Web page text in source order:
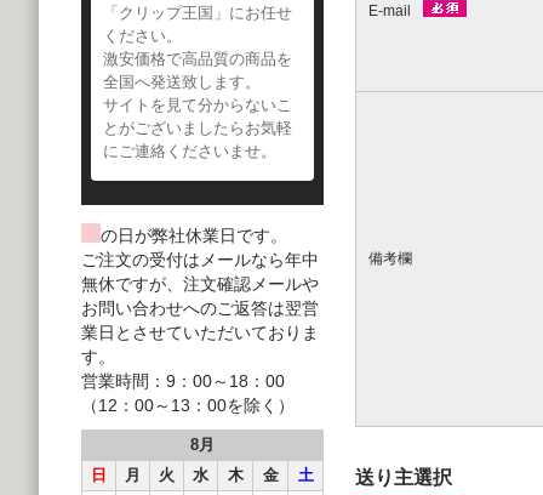
E-mail
備考欄
送り主選択
「クリップ王国」にお任せ
ください。
激安価格で高品質の商品を
全国へ発送致します。
サイトを見て分からないこ
とがございましたらお気軽
にご連絡くださいませ。
の日が弊社休業日です。
ご注文の受付はメールなら年中
無休ですが、注文確認メールや
お問い合わせへのご返答は翌営
業日とさせていただいておりま
す。
営業時間：9：00～18：00
（12：00～13：00を除く）
8月
日
月 火 水 木 金
土